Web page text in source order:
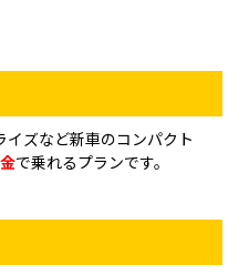
イズなど新車のコンパクト
で乗れるプランです。